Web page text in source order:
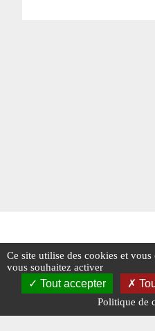
Ce site utilise des cookies et
vous souhaitez activer
Tout accepter
Politique de